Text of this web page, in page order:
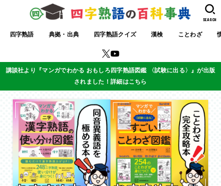
四字熟語 典拠・出典 四字熟語クイズ 漢検 ことわざ
SEARCH
講談社より『マンガでわかる おもしろ四字熟語図鑑 〈試験に出る〉』が出版
されました！詳細はこちら